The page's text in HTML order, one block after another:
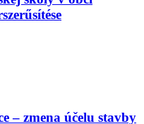
– zmena účelu stavby